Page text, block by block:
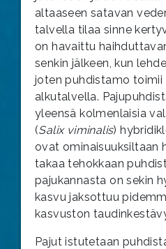
altaaseen satavan
talvella tilaa sinne
on havaittu
senkin jälkeen, kun
joten puhdistamo toimii
alkutalvella.
yleensä kolmenlaisia
(Salix viminalis)
ovat ominaisuuksiltaan
takaa tehokkaan
pajukannasta on sekin
kasvu jaksottuu
kasvuston
Pajut istutetaan